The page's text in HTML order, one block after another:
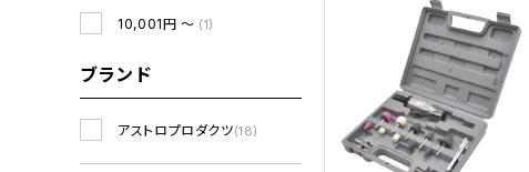
10,001円 ～ (1)
ブランド
アストロプロダクツ(18)